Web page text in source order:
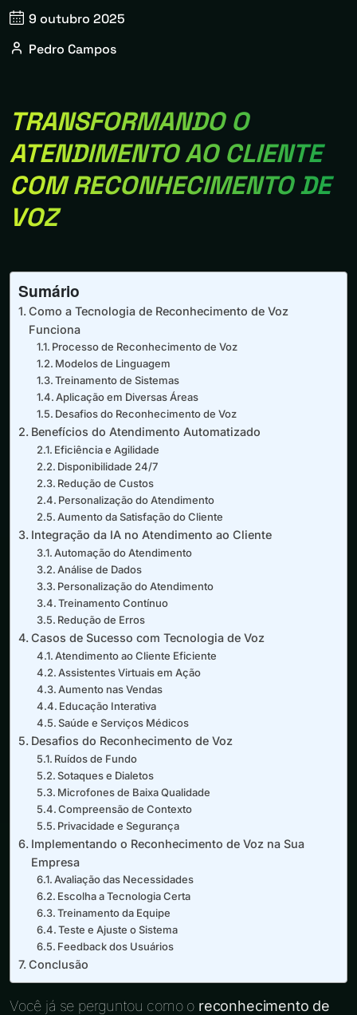
9 outubro 2025
Pedro Campos
TRANSFORMANDO O
ATENDIMENTO AO CLIENTE
COM RECONHECIMENTO DE
VOZ
Sumário
Como a Tecnologia de Reconhecimento de Voz
Funciona
Processo de Reconhecimento de Voz
Modelos de Linguagem
Treinamento de Sistemas
Aplicação em Diversas Áreas
Desafios do Reconhecimento de Voz
Benefícios do Atendimento Automatizado
Eficiência e Agilidade
Disponibilidade 24/7
Redução de Custos
Personalização do Atendimento
Aumento da Satisfação do Cliente
Integração da IA no Atendimento ao Cliente
Automação do Atendimento
Análise de Dados
Personalização do Atendimento
Treinamento Contínuo
Redução de Erros
Casos de Sucesso com Tecnologia de Voz
Atendimento ao Cliente Eficiente
Assistentes Virtuais em Ação
Aumento nas Vendas
Educação Interativa
Saúde e Serviços Médicos
Desafios do Reconhecimento de Voz
Ruídos de Fundo
Sotaques e Dialetos
Microfones de Baixa Qualidade
Compreensão de Contexto
Privacidade e Segurança
Implementando o Reconhecimento de Voz na Sua
Empresa
Avaliação das Necessidades
Escolha a Tecnologia Certa
Treinamento da Equipe
Teste e Ajuste o Sistema
Feedback dos Usuários
Conclusão
Você já se perguntou como o reconhecimento de